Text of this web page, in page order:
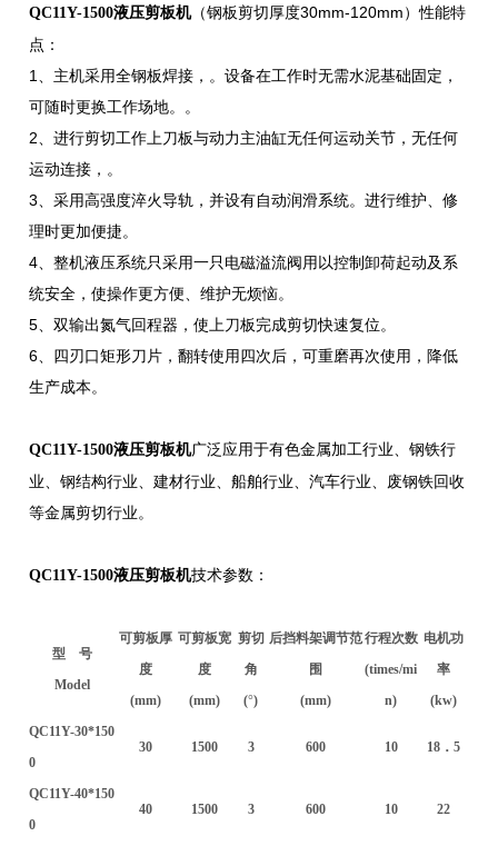
QC11Y-1500液压剪板机（钢板剪切厚度30mm-120mm）性能特
点：
1、主机采用全钢板焊接，。设备在工作时无需水泥基础固定，
可随时更换工作场地。。
2、进行剪切工作上刀板与动力主油缸无任何运动关节，无任何
运动连接，。
3、采用高强度淬火导轨，并设有自动润滑系统。进行维护、修
理时更加便捷。
4、整机液压系统只采用一只电磁溢流阀用以控制卸荷起动及系
统安全，使操作更方便、维护无烦恼。
5、双输出氮气回程器，使上刀板完成剪切快速复位。
6、四刃口矩形刀片，翻转使用四次后，可重磨再次使用，降低
生产成本。
QC11Y-1500液压剪板机广泛应用于有色金属加工行业、钢铁行
业、钢结构行业、建材行业、船舶行业、汽车行业、废钢铁回收
等金属剪切行业。
QC11Y-1500液压剪板机技术参数：
型 号
Model
可剪板厚
度
(mm)
可剪板宽
度
(mm)
剪切
角
(°)
后挡料架调节范
围
(mm)
行程次数
(times/mi
n)
电机功
率
(kw)
QC11Y-30*150
0
30 1500 3 600 10 18．5
QC11Y-40*150
0
40 1500 3 600 10 22